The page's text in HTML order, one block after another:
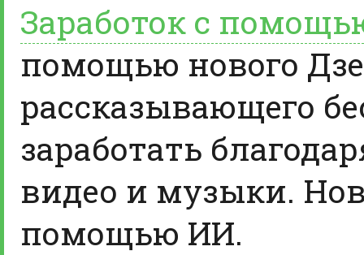
Заработок с
помощью нового
рассказывающего
заработать
видео и музыки.
помощью ИИ.